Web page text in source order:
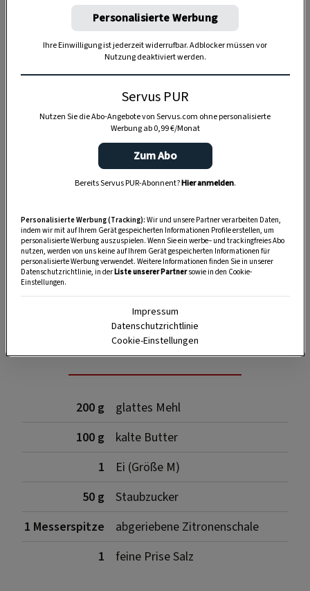
Anzeige
Für den Mürbteig
200 g
glattes Mehl
100 g
kalte Butter
1
Ei (Größe M)
50 g
Staubzucker
1 Messerspitze
abgeriebene Zitronenschale
1
feine Prise Salz
Personalisierte Werbung
Ihre Einwilligung ist jederzeit widerrufbar. Adblocker müssen vor
Nutzung deaktiviert werden.
Servus PUR
Nutzen Sie die Abo-Angebote von Servus.com ohne personalisierte
Werbung ab 0,99 €/Monat
Zum Abo
Bereits Servus PUR-Abonnent?Hier anmelden.
Personalisierte Werbung (Tracking): Wir und unsere Partner verarbeiten Daten,
indem wir mit auf Ihrem Gerät gespeicherten Informationen Profile erstellen, um
personalisierte Werbung auszuspielen. Wenn Sie ein werbe– und trackingfreies Abo
nutzen, werden von uns keine auf Ihrem Gerät gespeicherten Informationen für
personalisierte Werbung verwendet. Weitere Informationen finden Sie in unserer
Datenschutzrichtlinie, in derListe unserer Partnersowie in den Cookie-
Einstellungen.
Impressum
Datenschutzrichtlinie
Cookie-Einstellungen